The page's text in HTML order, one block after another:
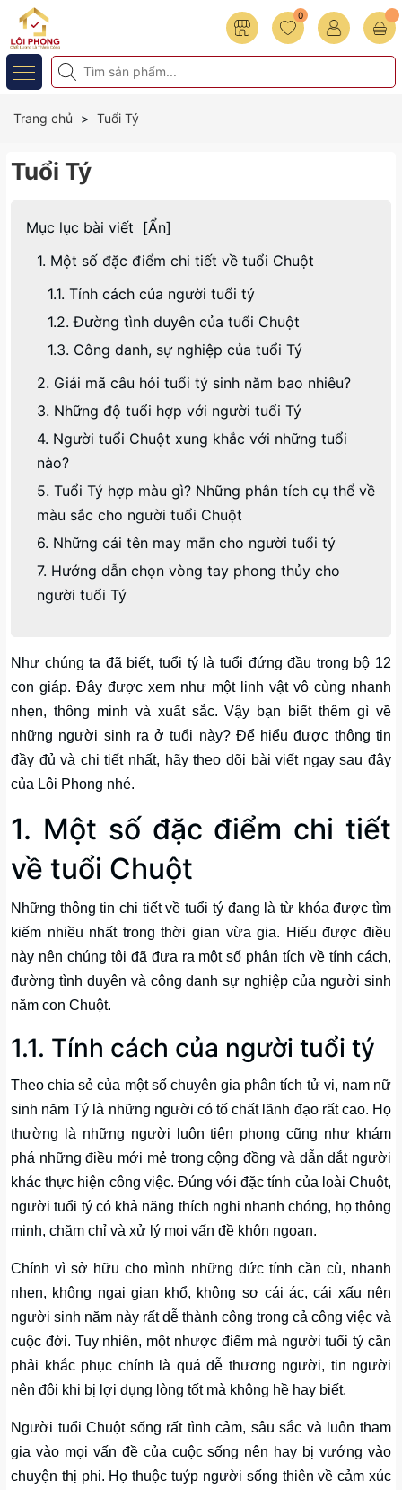
0
Trang chủ Tuổi Tý
Tuổi Tý
Mục lục bài viết [Ẩn]
1. Một số đặc điểm chi tiết về tuổi Chuột
1.1. Tính cách của người tuổi tý
1.2. Đường tình duyên của tuổi Chuột
1.3. Công danh, sự nghiệp của tuổi Tý
2. Giải mã câu hỏi tuổi tý sinh năm bao nhiêu?
3. Những độ tuổi hợp với người tuổi Tý
4. Người tuổi Chuột xung khắc với những tuổi
nào?
5. Tuổi Tý hợp màu gì? Những phân tích cụ thể về
màu sắc cho người tuổi Chuột
6. Những cái tên may mắn cho người tuổi tý
7. Hướng dẫn chọn vòng tay phong thủy cho
người tuổi Tý
Như chúng ta đã biết, tuổi tý là tuổi đứng đầu trong bộ 12
con giáp. Đây được xem như một linh vật vô cùng nhanh
nhẹn, thông minh và xuất sắc. Vậy bạn biết thêm gì về
những người sinh ra ở tuổi này? Để hiểu được thông tin
đầy đủ và chi tiết nhất, hãy theo dõi bài viết ngay sau đây
của Lôi Phong nhé.
1. Một số đặc điểm chi tiết
về tuổi Chuột
Những thông tin chi tiết về tuổi tý đang là từ khóa được tìm
kiếm nhiều nhất trong thời gian vừa gia. Hiểu được điều
này nên chúng tôi đã đưa ra một số phân tích về tính cách,
đường tình duyên và công danh sự nghiệp của người sinh
năm con Chuột.
1.1. Tính cách của người tuổi tý
Theo chia sẻ của một số chuyên gia phân tích tử vi, nam nữ
sinh năm Tý là những người có tố chất lãnh đạo rất cao. Họ
thường là những người luôn tiên phong cũng như khám
phá những điều mới mẻ trong cộng đồng và dẫn dắt người
khác thực hiện công việc. Đúng với đặc tính của loài Chuột,
người tuổi tý có khả năng thích nghi nhanh chóng, họ thông
minh, chăm chỉ và xử lý mọi vấn đề khôn ngoan.
Chính vì sở hữu cho mình những đức tính cần cù, nhanh
nhẹn, không ngại gian khổ, không sợ cái ác, cái xấu nên
người sinh năm này rất dễ thành công trong cả công việc và
cuộc đời. Tuy nhiên, một nhược điểm mà người tuổi tý cần
phải khắc phục chính là quá dễ thương người, tin người
nên đôi khi bị lợi dụng lòng tốt mà không hề hay biết.
Người tuổi Chuột sống rất tình cảm, sâu sắc và luôn tham
gia vào mọi vấn đề của cuộc sống nên hay bị vướng vào
chuyện thị phi. Họ thuộc tuýp người sống thiên về cảm xúc